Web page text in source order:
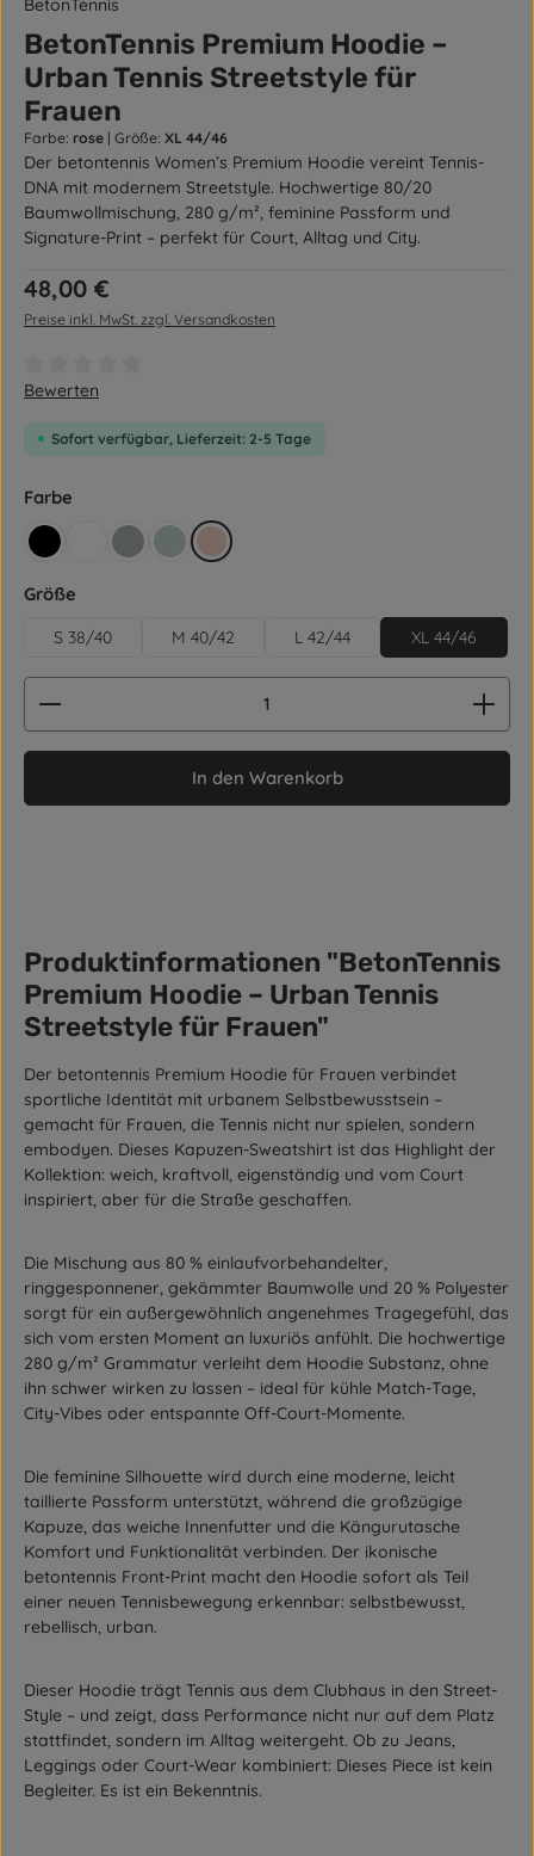
BetonTennis
BetonTennis Premium Hoodie –
Urban Tennis Streetstyle für
Frauen
Farbe: rose | Größe: XL 44/46
Der betontennis Women’s Premium Hoodie vereint Tennis-
DNA mit modernem Streetstyle. Hochwertige 80/20
Baumwollmischung, 280 g/m², feminine Passform und
Signature-Print – perfekt für Court, Alltag und City.
Regulärer Preis:
48,00 €
Preise inkl. MwSt. zzgl. Versandkosten
Durchschnittliche Bewertung von 0 von 5 Sternen
Bewerten
Sofort verfügbar, Lieferzeit: 2-5 Tage
Farbe
schwarzweiß grau aquagrün
rose
Größe
S 38/40 M 40/42 L 42/44 XL 44/46
Produkt Anzahl: Gib den gewünschten Wert
In den Warenkorb
Produktinformationen "BetonTennis
Premium Hoodie – Urban Tennis
Streetstyle für Frauen"
Der betontennis Premium Hoodie für Frauen verbindet
sportliche Identität mit urbanem Selbstbewusstsein –
gemacht für Frauen, die Tennis nicht nur spielen, sondern
embodyen. Dieses Kapuzen-Sweatshirt ist das Highlight der
Kollektion: weich, kraftvoll, eigenständig und vom Court
inspiriert, aber für die Straße geschaffen.
Die Mischung aus 80 % einlaufvorbehandelter,
ringgesponnener, gekämmter Baumwolle und 20 % Polyester
sorgt für ein außergewöhnlich angenehmes Tragegefühl, das
sich vom ersten Moment an luxuriös anfühlt. Die hochwertige
280 g/m² Grammatur verleiht dem Hoodie Substanz, ohne
ihn schwer wirken zu lassen – ideal für kühle Match-Tage,
City-Vibes oder entspannte Off-Court-Momente.
Die feminine Silhouette wird durch eine moderne, leicht
taillierte Passform unterstützt, während die großzügige
Kapuze , das weiche Innenfutter und die Kängurutasche
Komfort und Funktionalität verbinden. Der ikonische
betontennis Front-Print macht den Hoodie sofort als Teil
einer neuen Tennisbewegung erkennbar: selbstbewusst,
rebellisch, urban.
Dieser Hoodie trägt Tennis aus dem Clubhaus in den Street-
Style – und zeigt, dass Performance nicht nur auf dem Platz
stattfindet, sondern im Alltag weitergeht. Ob zu Jeans,
Leggings oder Court-Wear kombiniert: Dieses Piece ist kein
Begleiter. Es ist ein Bekenntnis.